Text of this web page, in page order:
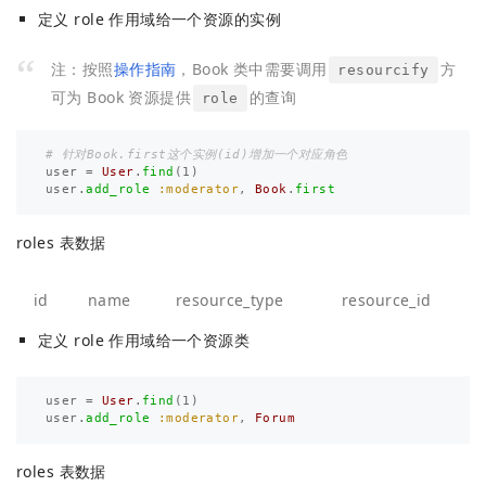
定义 role 作用域给一个资源的实例
注：按照操作指南 ，Book 类中需要调用 resourcify
方
可为 Book 资源提供
role 的查询
# 针对Book.first这个实例(id)增加一个对应角色
user
= User . find ( 1 )
user .add_role :moderator, Book . first
roles 表数据
id name resource_type
resource_id
定义 role 作用域给一个资源类
user = User . find ( 1 )
user .add_role :moderator, Forum
roles 表数据